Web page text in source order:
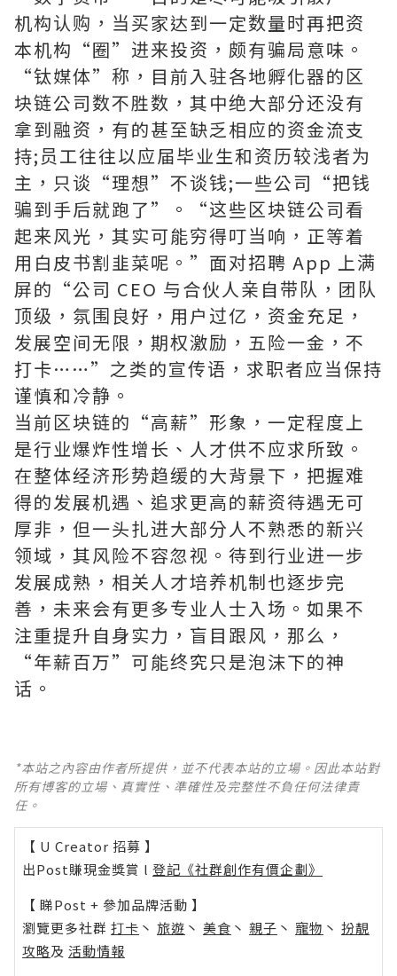
机构认购，当买家达到一定数量时再把资
本机构“圈”进来投资，颇有骗局意味。
“钛媒体”称，目前入驻各地孵化器的区
块链公司数不胜数，其中绝大部分还没有
拿到融资，有的甚至缺乏相应的资金流支
持;员工往往以应届毕业生和资历较浅者为
主，只谈“理想”不谈钱;一些公司“把钱
骗到手后就跑了”。“这些区块链公司看
起来风光，其实可能穷得叮当响，正等着
用白皮书割韭菜呢。”面对招聘 App 上满
屏的“公司 CEO 与合伙人亲自带队，团队
顶级，氛围良好，用户过亿，资金充足，
发展空间无限，期权激励，五险一金，不
打卡……”之类的宣传语，求职者应当保持
谨慎和冷静。
当前区块链的“高薪”形象，一定程度上
是行业爆炸性增长、人才供不应求所致。
在整体经济形势趋缓的大背景下，把握难
得的发展机遇、追求更高的薪资待遇无可
厚非，但一头扎进大部分人不熟悉的新兴
领域，其风险不容忽视。待到行业进一步
发展成熟，相关人才培养机制也逐步完
善，未来会有更多专业人士入场。如果不
注重提升自身实力，盲目跟风，那么，
“年薪百万”可能终究只是泡沫下的神
话。
*本站之內容由作者所提供，並不代表本站的立場。因此本站對
所有博客的立場、真實性、準確性及完整性不負任何法律責
任。
【 U Creator 招募 】
出Post賺現金獎賞 l 登記《社群創作有價企劃》
【 睇Post + 參加品牌活動 】
瀏覽更多社群 打卡 丶 旅遊 丶 美食 丶 親子 丶 寵物 丶 扮靚
攻略及 活動情報